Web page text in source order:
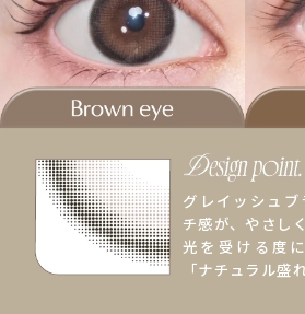
グレイッシュ
チ感が、やさし
光を受ける度
「ナチュラル盛